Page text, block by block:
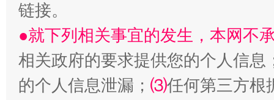
链接。
●就下列相关事宜的发生，本网不
相关政府的要求提供您的个人信息
的个人信息泄漏； ⑶任何第三方根